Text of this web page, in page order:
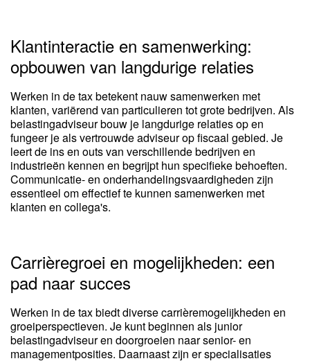
Klantinteractie en samenwerking:
opbouwen van langdurige relaties
Werken in de tax betekent nauw samenwerken met
klanten, variërend van particulieren tot grote bedrijven. Als
belastingadviseur bouw je langdurige relaties op en
fungeer je als vertrouwde adviseur op fiscaal gebied. Je
leert de ins en outs van verschillende bedrijven en
industrieën kennen en begrijpt hun specifieke behoeften.
Communicatie- en onderhandelingsvaardigheden zijn
essentieel om effectief te kunnen samenwerken met
klanten en collega's.
Carrièregroei en mogelijkheden: een
pad naar succes
Werken in de tax biedt diverse carrièremogelijkheden en
groeiperspectieven. Je kunt beginnen als junior
belastingadviseur en doorgroeien naar senior- en
managementposities. Daarnaast zijn er specialisaties